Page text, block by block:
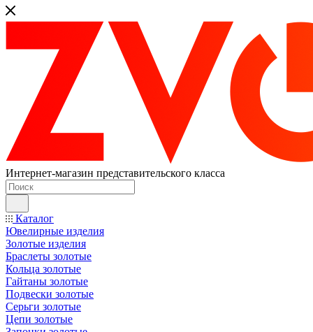
Интернет-магазин представительского класса
Каталог
Ювелирные изделия
Золотые изделия
Браслеты золотые
Кольца золотые
Гайтаны золотые
Подвески золотые
Серьги золотые
Цепи золотые